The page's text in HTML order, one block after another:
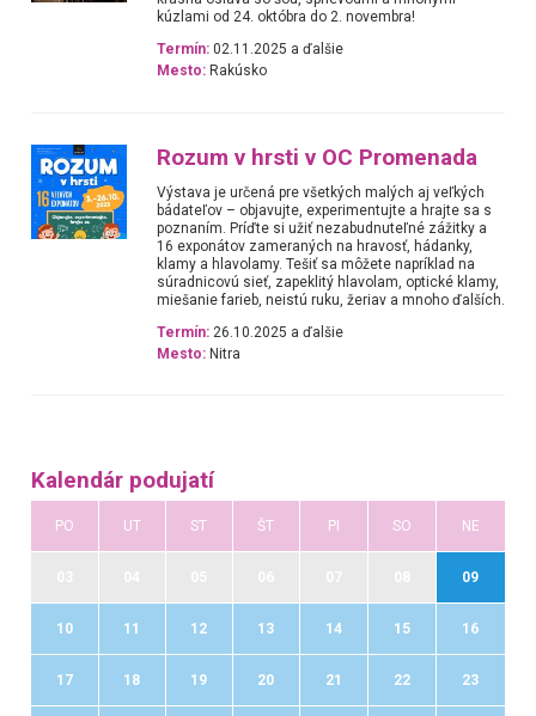
kúzlami od 24. októbra do 2. novembra!
Termín: 02.11.2025 a ďalšie
Mesto: Rakúsko
Rozum v hrsti v OC Promenada
Výstava je určená pre všetkých malých aj veľkých
bádateľov – objavujte, experimentujte a hrajte sa s
poznaním. Príďte si užiť nezabudnuteľné zážitky a
16 exponátov zameraných na hravosť, hádanky,
klamy a hlavolamy. Tešiť sa môžete napríklad na
súradnicovú sieť, zapeklitý hlavolam, optické klamy,
miešanie farieb, neistú ruku, žeriav a mnoho ďalších.
Termín: 26.10.2025 a ďalšie
Mesto: Nitra
Kalendár podujatí
PO UT ST ŠT PI SO NE
09
10 11 12 13 14 15 16
17 18 19 20 21 22 23